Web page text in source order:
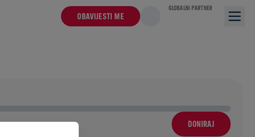
OBAVIJESTI ME
GLOBALNI PARTNER
DONIRAJ